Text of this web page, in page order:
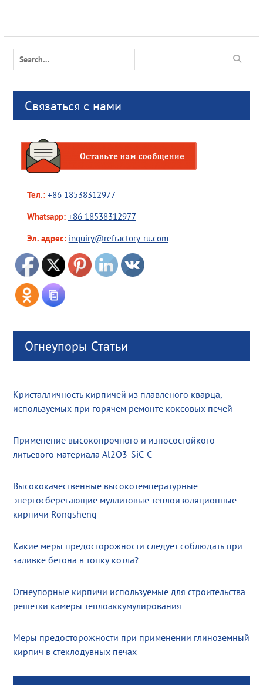
Search
Связаться с нами
Тел.: +86 18538312977
Whatsapp: +86 18538312977
Эл. адрес: inquiry@refractory-ru.com
Огнеупоры Статьи
Кристалличность кирпичей из плавленого кварца,
используемых при горячем ремонте коксовых печей
Применение высокопрочного и износостойкого
литьевого материала Al2O3-SiC-C
Высококачественные высокотемпературные
энергосберегающие муллитовые теплоизоляционные
кирпичи Rongsheng
Какие меры предосторожности следует соблюдать при
заливке бетона в топку котла?
Огнеупорные кирпичи используемые для строительства
решетки камеры теплоаккумулирования
Меры предосторожности при применении глиноземный
кирпич в стеклодувных печах